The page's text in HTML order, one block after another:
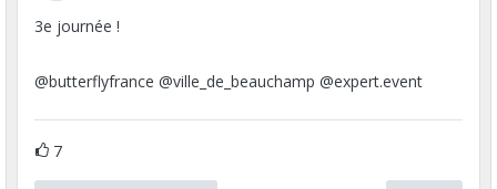
3e journée !
@butterflyfrance @ville_de_beauchamp @expert.event
7